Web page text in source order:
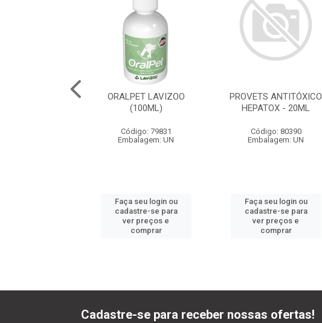
ORALPET LAVIZOO
(100ML)
Código: 79831
Embalagem: UN
Faça seu login ou
cadastre-se para
ver preços e
comprar
PROVETS ANTITÓXICO
HEPATOX - 20ML
Código: 80390
Embalagem: UN
Faça seu login ou
cadastre-se para
ver preços e
comprar
Cadastre-se para receber nossas ofertas!